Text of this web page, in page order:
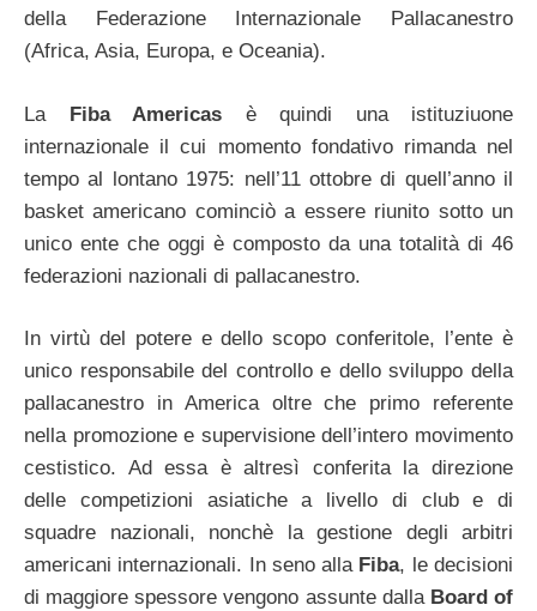
della Federazione Internazionale Pallacanestro
(Africa, Asia, Europa, e Oceania).
La Fiba Americas è quindi una istituziuone
internazionale il cui momento fondativo rimanda nel
tempo al lontano 1975: nell’11 ottobre di quell’anno il
basket americano cominciò a essere riunito sotto un
unico ente che oggi è composto da una totalità di 46
federazioni nazionali di pallacanestro.
In virtù del potere e dello scopo conferitole, l’ente è
unico responsabile del controllo e dello sviluppo della
pallacanestro in America oltre che primo referente
nella promozione e supervisione dell’intero movimento
cestistico. Ad essa è altresì conferita la direzione
delle competizioni asiatiche a livello di club e di
squadre nazionali, nonchè la gestione degli arbitri
americani internazionali. In seno alla Fiba, le decisioni
di maggiore spessore vengono assunte dalla Board of